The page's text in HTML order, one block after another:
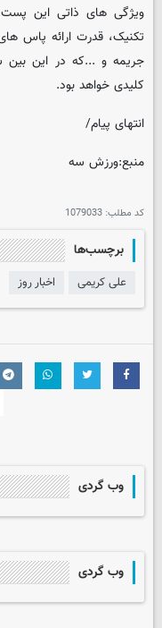
ویژگی های ذاتی این پست
تکنیک، قدرت ارائه پاس
جریمه و ...که در این بین
کلیدی خواهد بود.
انتهای پیام/
منبع:ورزش سه
کد مطلب: 1079033
برچسب‌ها
علی کریمی اخبار روز
وب گردی
وب گردی